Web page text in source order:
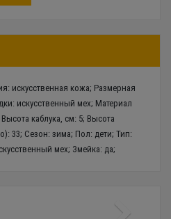
искусственная кожа; Размерная
искусственный мех; Материал
каблука, см: 5; Высота
33; Сезон: зима; Пол: дети; Тип:
мех; Змейка: да;